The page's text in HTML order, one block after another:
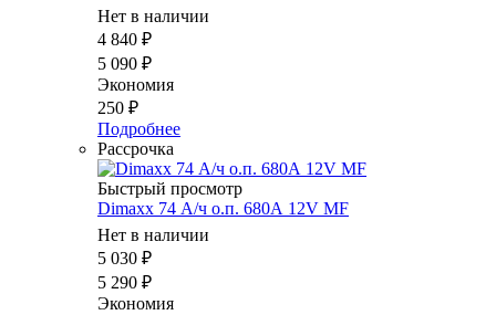
Нет в наличии
4 840 ₽
5 090 ₽
Экономия
250 ₽
Подробнее
Рассрочка
Быстрый просмотр
Dimaxx 74 А/ч о.п. 680А 12V MF
Нет в наличии
5 030 ₽
5 290 ₽
Экономия